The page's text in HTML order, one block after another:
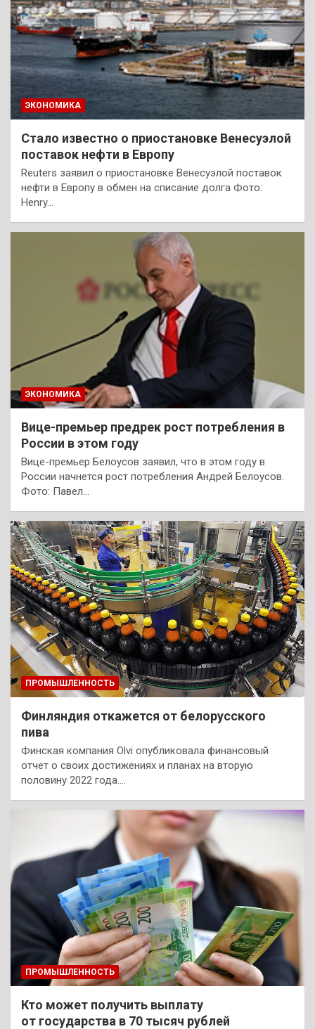
ЭКОНОМИКА
Стало известно о приостановке Венесуэлой
поставок нефти в Европу
Reuters заявил о приостановке Венесуэлой поставок
нефти в Европу в обмен на списание долга Фото:
Henry…
ЭКОНОМИКА
Вице-премьер предрек рост потребления в
России в этом году
Вице-премьер Белоусов заявил, что в этом году в
России начнется рост потребления Андрей Белоусов.
Фото: Павел…
ПРОМЫШЛЕННОСТЬ
Финляндия откажется от белорусского
пива
Финская компания Olvi опубликовала финансовый
отчет о своих достижениях и планах на вторую
половину 2022 года.…
ПРОМЫШЛЕННОСТЬ
Кто может получить выплату
от государства в 70 тысяч рублей